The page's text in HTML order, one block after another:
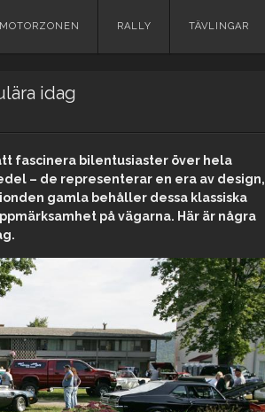
RALLY TÄVLINGAR
idag
fascinera bilentusiaster över hela
– de representerar en era av design,
gamla behåller dessa klassiska
på vägarna. Här är några